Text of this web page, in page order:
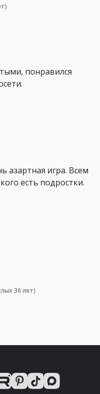
понравился
азартная игра. Всем
есть подростки.
36 лет)